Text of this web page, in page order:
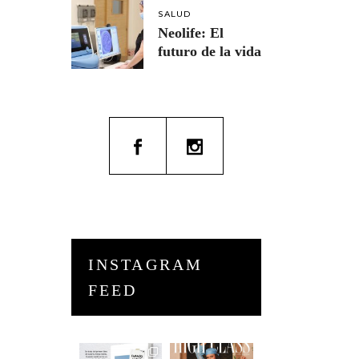
SALUD
Neolife: El
futuro de la vida
INSTAGRAM
FEED